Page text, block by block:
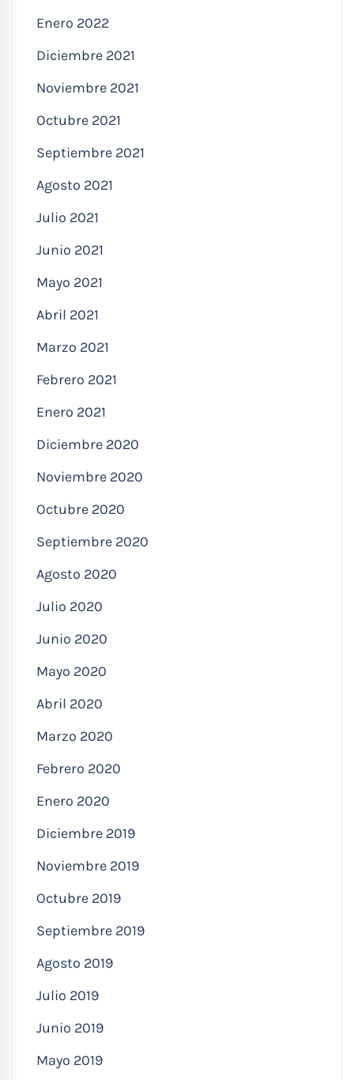
Enero 2022
Diciembre 2021
Noviembre 2021
Octubre 2021
Septiembre 2021
Agosto 2021
Julio 2021
Junio 2021
Mayo 2021
Abril 2021
Marzo 2021
Febrero 2021
Enero 2021
Diciembre 2020
Noviembre 2020
Octubre 2020
Septiembre 2020
Agosto 2020
Julio 2020
Junio 2020
Mayo 2020
Abril 2020
Marzo 2020
Febrero 2020
Enero 2020
Diciembre 2019
Noviembre 2019
Octubre 2019
Septiembre 2019
Agosto 2019
Julio 2019
Junio 2019
Mayo 2019